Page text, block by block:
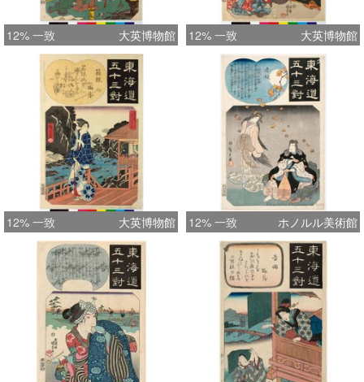
12% 一致 大英博物館 12% 一致 大英博物館
12% 一致 大英博物館 12% 一致 ホノルル美術館